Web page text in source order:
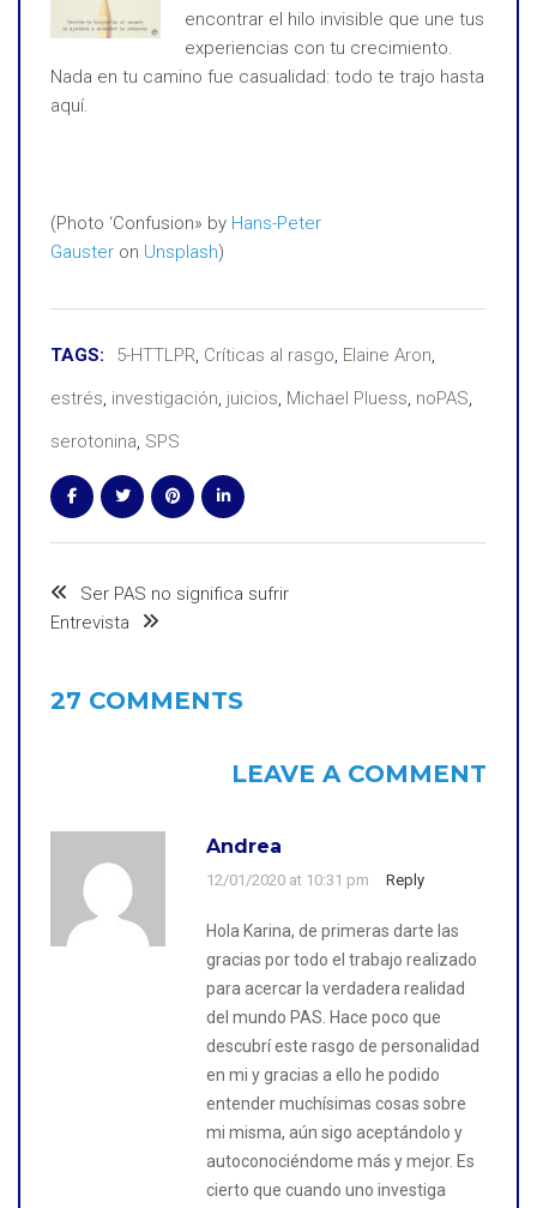
encontrar el hilo invisible que une tus
experiencias con tu crecimiento.
Nada en tu camino fue casualidad: todo te trajo hasta
aquí.
(Photo ‘Confusion» by Hans-Peter
Gauster on Unsplash)
TAGS: 5-HTTLPR, Críticas al rasgo, Elaine Aron,
estrés, investigación, juicios, Michael Pluess, noPAS,
serotonina, SPS
Ser PAS no significa sufrir
Entrevista
27 COMMENTS
LEAVE A COMMENT
Andrea
12/01/2020 at 10:31 pm Reply
Hola Karina, de primeras darte las
gracias por todo el trabajo realizado
para acercar la verdadera realidad
del mundo PAS. Hace poco que
descubrí este rasgo de personalidad
en mi y gracias a ello he podido
entender muchísimas cosas sobre
mi misma, aún sigo aceptándolo y
autoconociéndome más y mejor. Es
cierto que cuando uno investiga